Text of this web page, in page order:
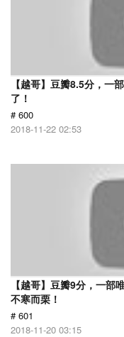
【越哥】豆瓣8.5分，一
了！
# 600
2018-11-22 02:53
【越哥】豆瓣9分，一部
不寒而栗！
# 601
2018-11-20 03:15